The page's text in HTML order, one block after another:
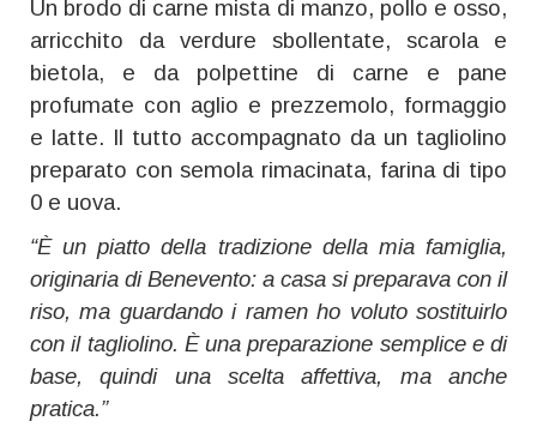
Un brodo di carne mista di manzo, pollo e osso,
arricchito da verdure sbollentate, scarola e
bietola, e da polpettine di carne e pane
profumate con aglio e prezzemolo, formaggio
e latte. Il tutto accompagnato da un tagliolino
preparato con semola rimacinata, farina di tipo
0 e uova.
“È un piatto della tradizione della mia famiglia,
originaria di Benevento: a casa si preparava con il
riso, ma guardando i ramen ho voluto sostituirlo
con il tagliolino. È una preparazione semplice e di
base, quindi una scelta affettiva, ma anche
pratica.”